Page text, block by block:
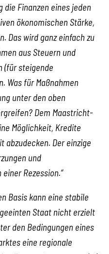
die Finanzen eines jeden
ökonomischen Stärke,
Das wird ganz einfach zu
aus Steuern und
(für steigende
Was für Maßnahmen
unter den oben
Dem Maastricht-
Möglichkeit, Kredite
abzudecken. Der einzige
und
Rezession.“
Basis kann eine stabile
Staat nicht erzielt
den Bedingungen eines
eine regionale